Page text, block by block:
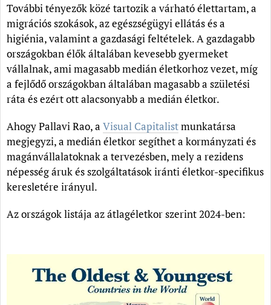
További tényezők közé tartozik a várható élettartam, a
migrációs szokások, az egészségügyi ellátás és a
higiénia, valamint a gazdasági feltételek. A gazdagabb
országokban élők általában kevesebb gyermeket
vállalnak, ami magasabb medián életkorhoz vezet, míg
a fejlődő országokban általában magasabb a születési
ráta és ezért ott alacsonyabb a medián életkor.
Ahogy Pallavi Rao, a Visual Capitalistmunkatársa
megjegyzi, a medián életkor segíthet a kormányzati és
magánvállalatoknak a tervezésben, mely a rezidens
népesség áruk és szolgáltatások iránti életkor-specifikus
keresletére irányul.
Az országok listája az átlagéletkor szerint 2024-ben: